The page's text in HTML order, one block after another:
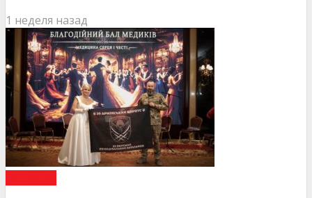
1 неделя назад